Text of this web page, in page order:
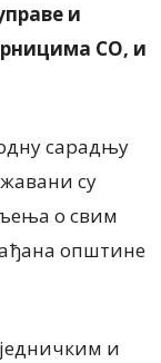
и
СО, и
сарадњу
су
о свим
општине
и